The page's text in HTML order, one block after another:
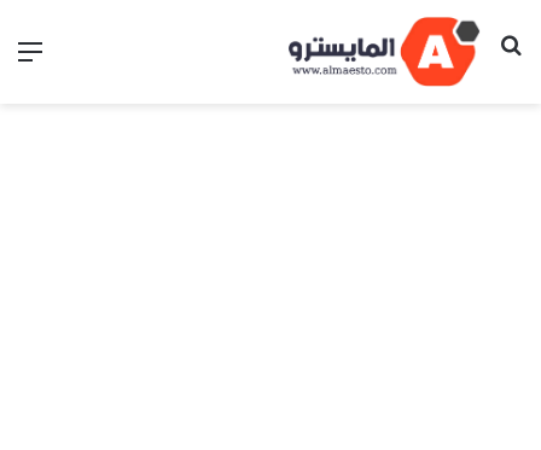
بحث عن